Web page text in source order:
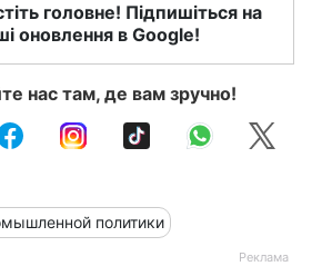
головне! Підпишіться на
оновлення в Google!
нас там, де вам зручно!
политики